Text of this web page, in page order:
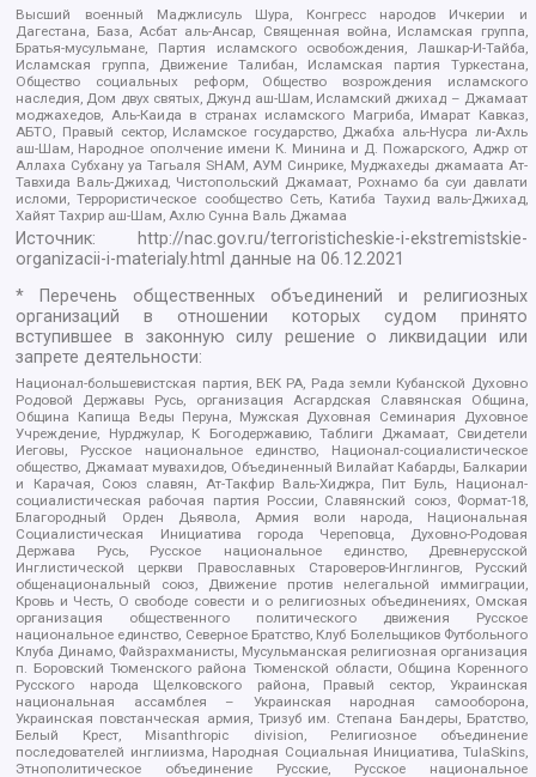
Высший военный Маджлисуль Шура, Конгресс народов Ичкерии и
Дагестана, База, Асбат аль-Ансар, Священная война, Исламская группа,
Братья-мусульмане, Партия исламского освобождения, Лашкар-И-Тайба,
Исламская группа, Движение Талибан, Исламская партия Туркестана,
Общество социальных реформ, Общество возрождения исламского
наследия, Дом двух святых, Джунд аш-Шам, Исламский джихад – Джамаат
моджахедов, Аль-Каида в странах исламского Магриба, Имарат Кавказ,
АБТО, Правый сектор, Исламское государство, Джабха аль-Нусра ли-Ахль
аш-Шам, Народное ополчение имени К. Минина и Д. Пожарского, Аджр от
Аллаха Субхану уа Тагьаля SHAM, АУМ Синрике, Муджахеды джамаата Ат-
Тавхида Валь-Джихад, Чистопольский Джамаат, Рохнамо ба суи давлати
исломи, Террористическое сообщество Сеть, Катиба Таухид валь-Джихад,
Хайят Тахрир аш-Шам, Ахлю Сунна Валь Джамаа
Источник:
http://nac.gov.ru/terroristicheskie-i-ekstremistskie-
organizacii-i-materialy.html данные на06.12.2021
* Перечень общественных объединений и религиозных
организаций в отношении которых судом принято
вступившее в законную силу решение о ликвидации или
запрете деятельности:
Национал-большевистская партия, ВЕК РА, Рада земли Кубанской Духовно
Родовой Державы Русь, организация Асгардская Славянская Община,
Община Капища Веды Перуна, Мужская Духовная Семинария Духовное
Учреждение, Нурджулар, К Богодержавию, Таблиги Джамаат, Свидетели
Иеговы, Русское национальное единство, Национал-социалистическое
общество, Джамаат мувахидов, Объединенный Вилайат Кабарды, Балкарии
и Карачая, Союз славян, Ат-Такфир Валь-Хиджра, Пит Буль, Национал-
социалистическая рабочая партия России, Славянский союз, Формат-18,
Благородный Орден Дьявола, Армия воли народа, Национальная
Социалистическая Инициатива города Череповца, Духовно-Родовая
Держава Русь, Русское национальное единство, Древнерусской
Инглистической церкви Православных Староверов-Инглингов, Русский
общенациональный союз, Движение против нелегальной иммиграции,
Кровь и Честь, О свободе совести и о религиозных объединениях, Омская
организация общественного политического движения Русское
национальное единство, Северное Братство, Клуб Болельщиков Футбольного
Клуба Динамо, Файзрахманисты, Мусульманская религиозная организация
п. Боровский Тюменского района Тюменской области, Община Коренного
Русского народа Щелковского района, Правый сектор, Украинская
национальная ассамблея – Украинская народная самооборона,
Украинская повстанческая армия, Тризуб им. Степана Бандеры, Братство,
Белый Крест, Misanthropic division, Религиозное объединение
последователей инглиизма, Народная Социальная Инициатива, TulaSkins,
Этнополитическое объединение Русские, Русское национальное